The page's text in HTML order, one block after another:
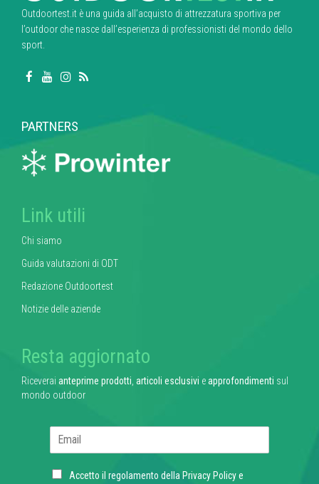
Outdoortest.it è una guida all’acquisto di attrezzatura sportiva per
l’outdoor che nasce dall’esperienza di professionisti del mondo dello
sport.
PARTNERS
Link utili
Chi siamo
Guida valutazioni di ODT
Redazione Outdoortest
Notizie delle aziende
Resta aggiornato
Riceverai anteprime prodotti articoli esclusivi eapprofondimenti sul
mondo outdoor
C
Accetto il regolamento della Privacy Policye